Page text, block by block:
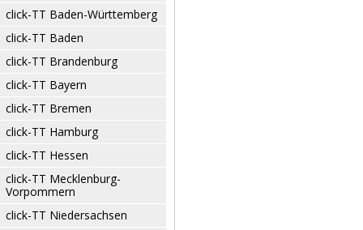
click-TT Baden-Württemberg
click-TT Baden
click-TT Brandenburg
click-TT Bayern
click-TT Bremen
click-TT Hamburg
click-TT Hessen
click-TT Mecklenburg-
Vorpommern
click-TT Niedersachsen